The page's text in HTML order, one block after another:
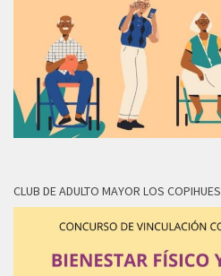
CLUB DE ADULTO MAYOR LOS COPIHUES